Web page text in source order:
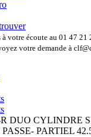
à votre écoute au 01 47
votre demande à
DUO CYLINDRE
PARTIEL